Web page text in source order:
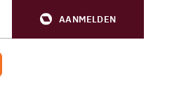
AANMELDEN